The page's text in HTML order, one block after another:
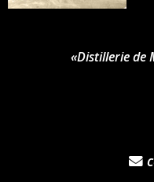
«Distillerie de